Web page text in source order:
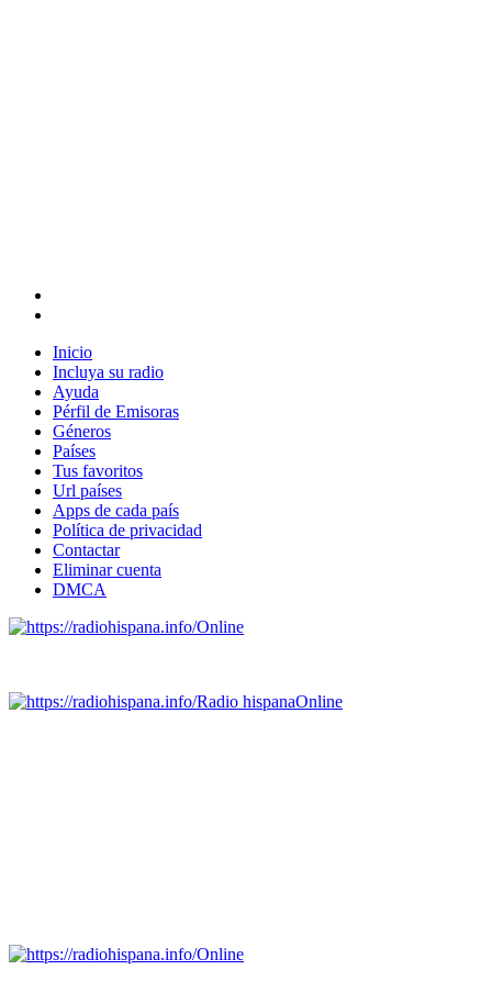
Inicio
Incluya su radio
Ayuda
Pérfil de Emisoras
Géneros
Países
Tus favoritos
Url países
Apps de cada país
Política de privacidad
Contactar
Eliminar cuenta
DMCA
Online
Radio hispanaOnline
Online